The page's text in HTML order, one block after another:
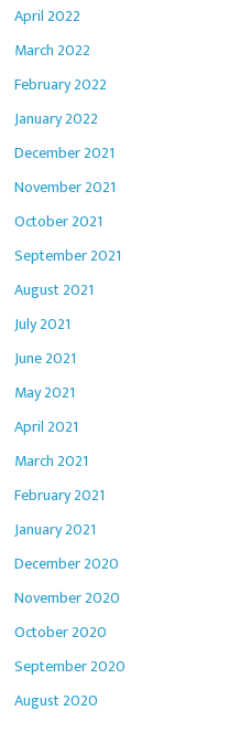
April 2022
March 2022
February 2022
January 2022
December 2021
November 2021
October 2021
September 2021
August 2021
July 2021
June 2021
May 2021
April 2021
March 2021
February 2021
January 2021
December 2020
November 2020
October 2020
September 2020
August 2020